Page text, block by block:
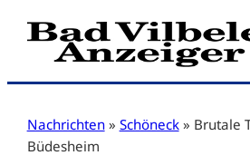
Zum
Inhalt
Nachrichten » Schöneck » Brutale
Büdesheim